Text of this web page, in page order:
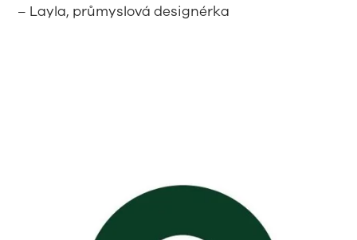
– Layla, průmyslová designérka